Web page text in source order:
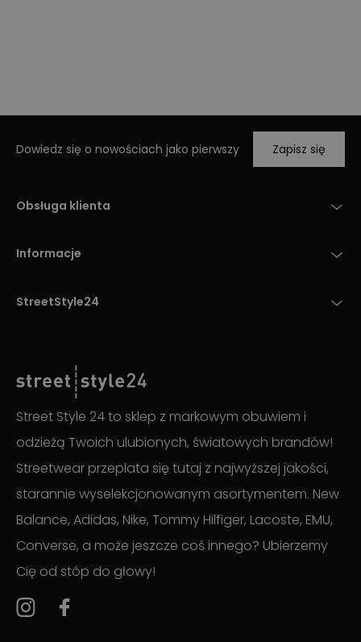
Dowiedz się o nowościach jako pierwszy Zapisz się
Obsługa klienta
Informacje
StreetStyle24
Street Style 24 to sklep z markowym obuwiem i
odzieżą Twoich ulubionych, światowych brandów!
Streetwear przeplata się tutaj z najwyższej jakości,
starannie wyselekcjonowanym asortymentem. New
Balance, Adidas, Nike, Tommy Hilfiger, Lacoste, EMU,
Converse, a może jeszcze coś innego? Ubierzemy
Cię od stóp do głowy!